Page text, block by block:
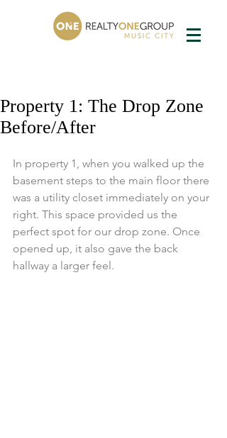
Property 1: The Drop Zone
Before/After
In property 1, when you walked up the
basement steps to the main floor there
was a utility closet immediately on your
right. This space provided us the
perfect spot for our drop zone. Once
opened up, it also gave the back
hallway a larger feel.